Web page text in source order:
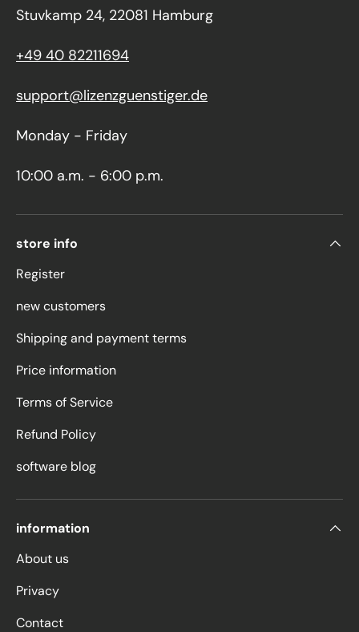
Stuvkamp 24, 22081 Hamburg
+49 40 82211694
support@lizenzguenstiger.de
Monday - Friday
10:00 a.m. - 6:00 p.m.
store info
Register
new customers
Shipping and payment terms
Price information
Terms of Service
Refund Policy
software blog
information
About us
Privacy
Contact